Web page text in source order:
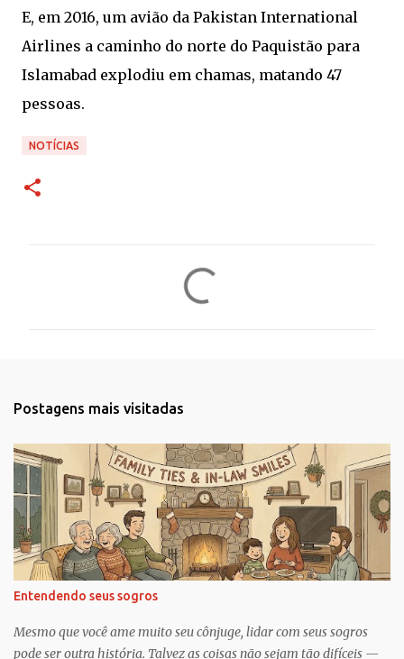
E, em 2016, um avião da Pakistan International
Airlines a caminho do norte do Paquistão para
Islamabad explodiu em chamas, matando 47
pessoas.
NOTÍCIAS
r
i
o
s
Postagens mais visitadas
Entendendo seus sogros
Mesmo que você ame muito seu cônjuge, lidar com seus sogros
pode ser outra história. Talvez as coisas não sejam tão difíceis —